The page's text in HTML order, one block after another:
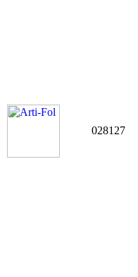
028127